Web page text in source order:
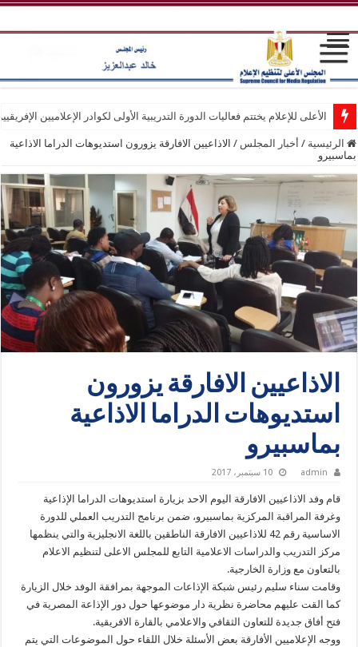
الأعلى للإعلام يختتم فعاليات الدورة التدريبية الأولى لكوادر الإعلاميين
الرئيسية / أخبار المجلس / الاذاعيين الافارقة يزورون استديوهات الدراما الاذاعية
بماسبيرو
الاذاعيين الافارقة يزورون
استديوهات الدراما الاذاعية
بماسبيرو
admin 10 سبتمبر، 2017
قام وفد الاذاعيين الافارقة اليوم الاحد بزيارة استديوهات الدراما الإذاعية
وغرفة المراقبة المركزية بماسبيرو، ضمن برنامج التدريب العملي للدورة
الاساسية رقم 42 للاذاعيين الافارقة الناطقين باللغة الانجليزية والتي ينظمها
مركز التدريب والدراسات الاعلامية التابع للمجلس الاعلى لتنظيم الاعلام
بالتعاون مع وزارة الخارجية.
وقامت سناء سليم رئيس شبكة الإذاعات الموجهة بمرافقة الوفد خلال الزيارة
كما القت عليهم محاضرة نظرية دار موضوعها حول دور الإذاعة المصرية في
فتح أفاق جديدة للتعاون الثقافي والاعلامي بالقارة الافريقية.
ووجه الإعلاميين الأفارقة بعض الأسئلة خلال اللقاء حول الموضوعات التي يتم